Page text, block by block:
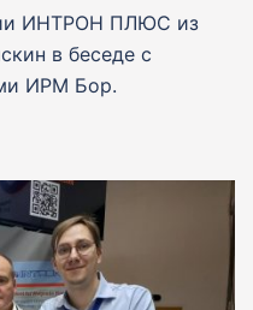
ИНТРОН ПЛЮС из
в беседе с
ИРМ Бор.